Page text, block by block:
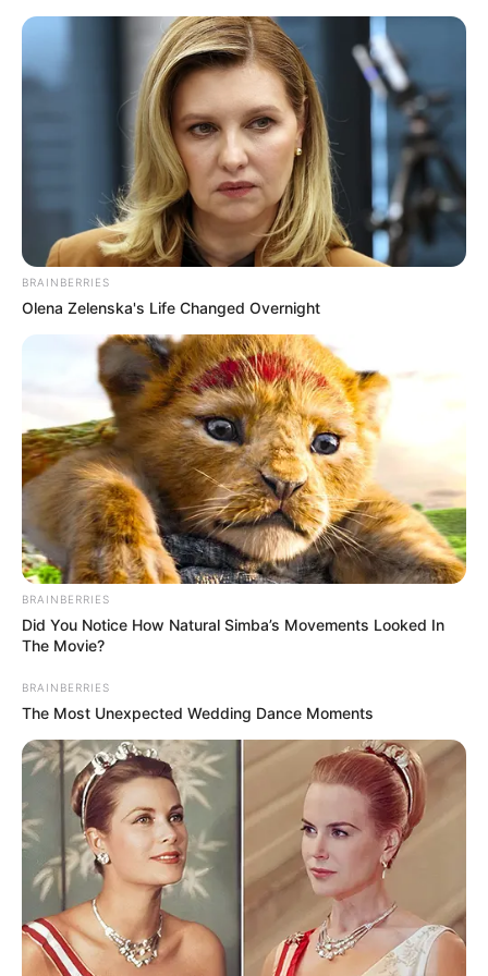
Urlaub in Berchtesgaden mit erweiterter Region
Berchtesgadener Land Alpen
Bald ist Mariä Himmelfahrt: Sonnabend, den 15.08.2026
Berchtesgaden ist ein schönerUrlaubsort
. Es können
zahlreicheSehenswürdigkeiten
bewundert,
abwechslungsreiche Freizeitangebote genutzt und in der
Umgebung viele Ausflugsziele
besucht werden. Aber
auch die Besichtigung von etwas weiter entfernt
liegenden Touristenzielen lohnt sich, die von
Berchtesgaden aus innerhalb einesTagesausflugs
BRAINBERRIES
Olena Zelenska's Life Changed Overnight
BRAINBERRIES
Did You Notice How Natural Simba’s Movements Looked In
The Movie?
BRAINBERRIES
The Most Unexpected Wedding Dance Moments